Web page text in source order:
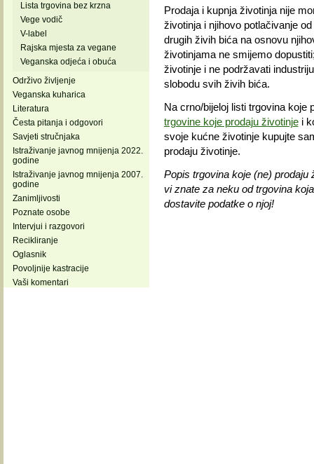
Lista trgovina bez krzna
Vege vodič
V-label
Rajska mjesta za vegane
Veganska odjeća i obuća
Održivo življenje
Veganska kuharica
Literatura
Česta pitanja i odgovori
Savjeti stručnjaka
Istraživanje javnog mnijenja 2022.
godine
Istraživanje javnog mnijenja 2007.
godine
Zanimljivosti
Poznate osobe
Intervjui i razgovori
Recikliranje
Oglasnik
Povoljnije kastracije
Vaši komentari
Prodaja i kupnja životinja nije
životinja i njihovo potlačivanje
drugih živih bića na osnovu
životinjama ne smijemo
životinje i ne podržavati
slobodu svih živih bića.
Na crno/bijeloj listi trgovina koje
trgovine koje prodaju životinjei
svoje kućne životinje kupujte
prodaju životinje.
Popis trgovina koje (ne) prodaju
vi znate za neku od trgovina
dostavite podatke o njoj!